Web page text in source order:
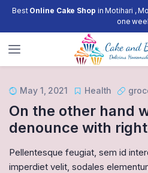
Best Online Cake Shop in Motihari ,
one
May 1, 2021 Health
On the other hand
denounce with
Pellentesque feugiat, sem id
imperdiet velit, sodales